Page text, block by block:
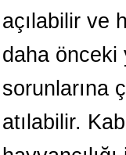
açılabilir ve
daha önceki
sorunlarına
atılabilir.